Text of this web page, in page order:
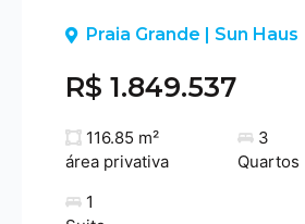
PreviousPraia Grande | Sun Haus
R$ 1.849.537
116.85 m²
área privativa
3
Quartos
1